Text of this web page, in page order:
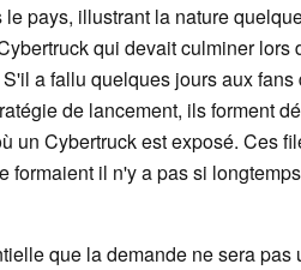
pays, illustrant la nature
qui devait culminer lors
a fallu quelques jours aux fans
de lancement, ils forment
un Cybertruck est exposé. Ces
formaient il n'y a pas si
que la demande ne sera pas